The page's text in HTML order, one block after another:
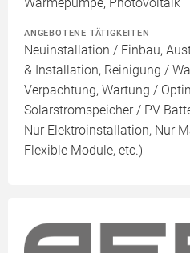
ANGEBOTENE TÄTIGKEITEN
Neuinstallation / Einbau,
& Installation, Reinigung /
Verpachtung, Wartung /
Solarstromspeicher / PV
Nur Elektroinstallation, Nur
Flexible Module, etc.)